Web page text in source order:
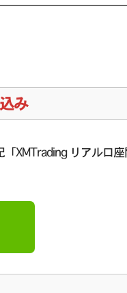
み
XMTrading リアル口